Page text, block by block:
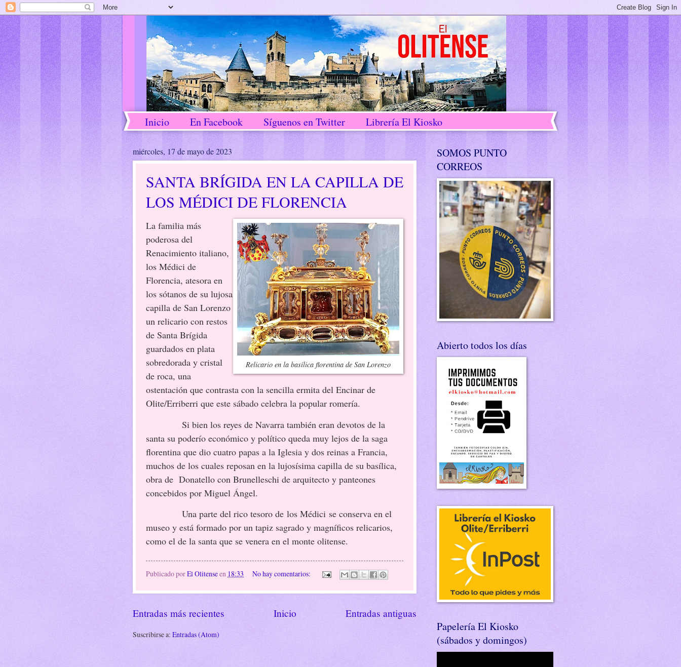
Inicio En Facebook Síguenos en Twitter Librería El Kiosko
miércoles, 17 de mayo de 2023
SANTA BRÍGIDA EN LA CAPILLA DE
LOS MÉDICI DE FLORENCIA
Relicario en la basílica florentina de San Lorenzo
La familia más
poderosa del
Renacimiento italiano,
los Médici de
Florencia, atesora en
los sótanos de su lujosa
capilla de San Lorenzo
un relicario con restos
de Santa Brígida
guardados en plata
sobredorada y cristal
de roca, una
ostentación que contrasta con la sencilla ermita del Encinar de
Olite/Erriberri que este sábado celebra la popular romería.
Si bien los reyes de Navarra también eran devotos de la
santa su poderío económico y político queda muy lejos de la saga
florentina que dio cuatro papas a la Iglesia y dos reinas a Francia,
muchos de los cuales reposan en la lujosísima capilla de su basílica,
obra de Donatello con Brunelleschi de arquitecto y panteones
concebidos por Miguel Ángel.
Una parte del rico tesoro de los Médici se conserva en el
museo y está formado por un tapiz sagrado y magníficos relicarios,
como el de la santa que se venera en el monte olitense.
Publicado porEl Olitenseen 18:33 No hay comentarios:
Entradas más recientes Entradas antiguas
Inicio
Suscribirse a: Entradas (Atom)
SOMOS PUNTO
CORREOS
Abierto todos los días
Papelería El Kiosko
(sábados y domingos)